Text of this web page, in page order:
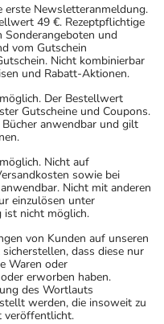
erste Newsletteranmeldung.
49 €. Rezeptpflichtige
und
vom Gutschein
Nicht kombinierbar
und Rabatt-Aktionen.
Der Bestellwert
Gutscheine und Coupons.
anwendbar und gilt
Nicht auf
sowie bei
Nicht mit anderen
einzulösen unter
ist nicht möglich.
von Kunden auf unseren
dass diese nur
Waren oder
erworben haben.
des Wortlauts
werden, die insoweit zu
veröffentlicht.